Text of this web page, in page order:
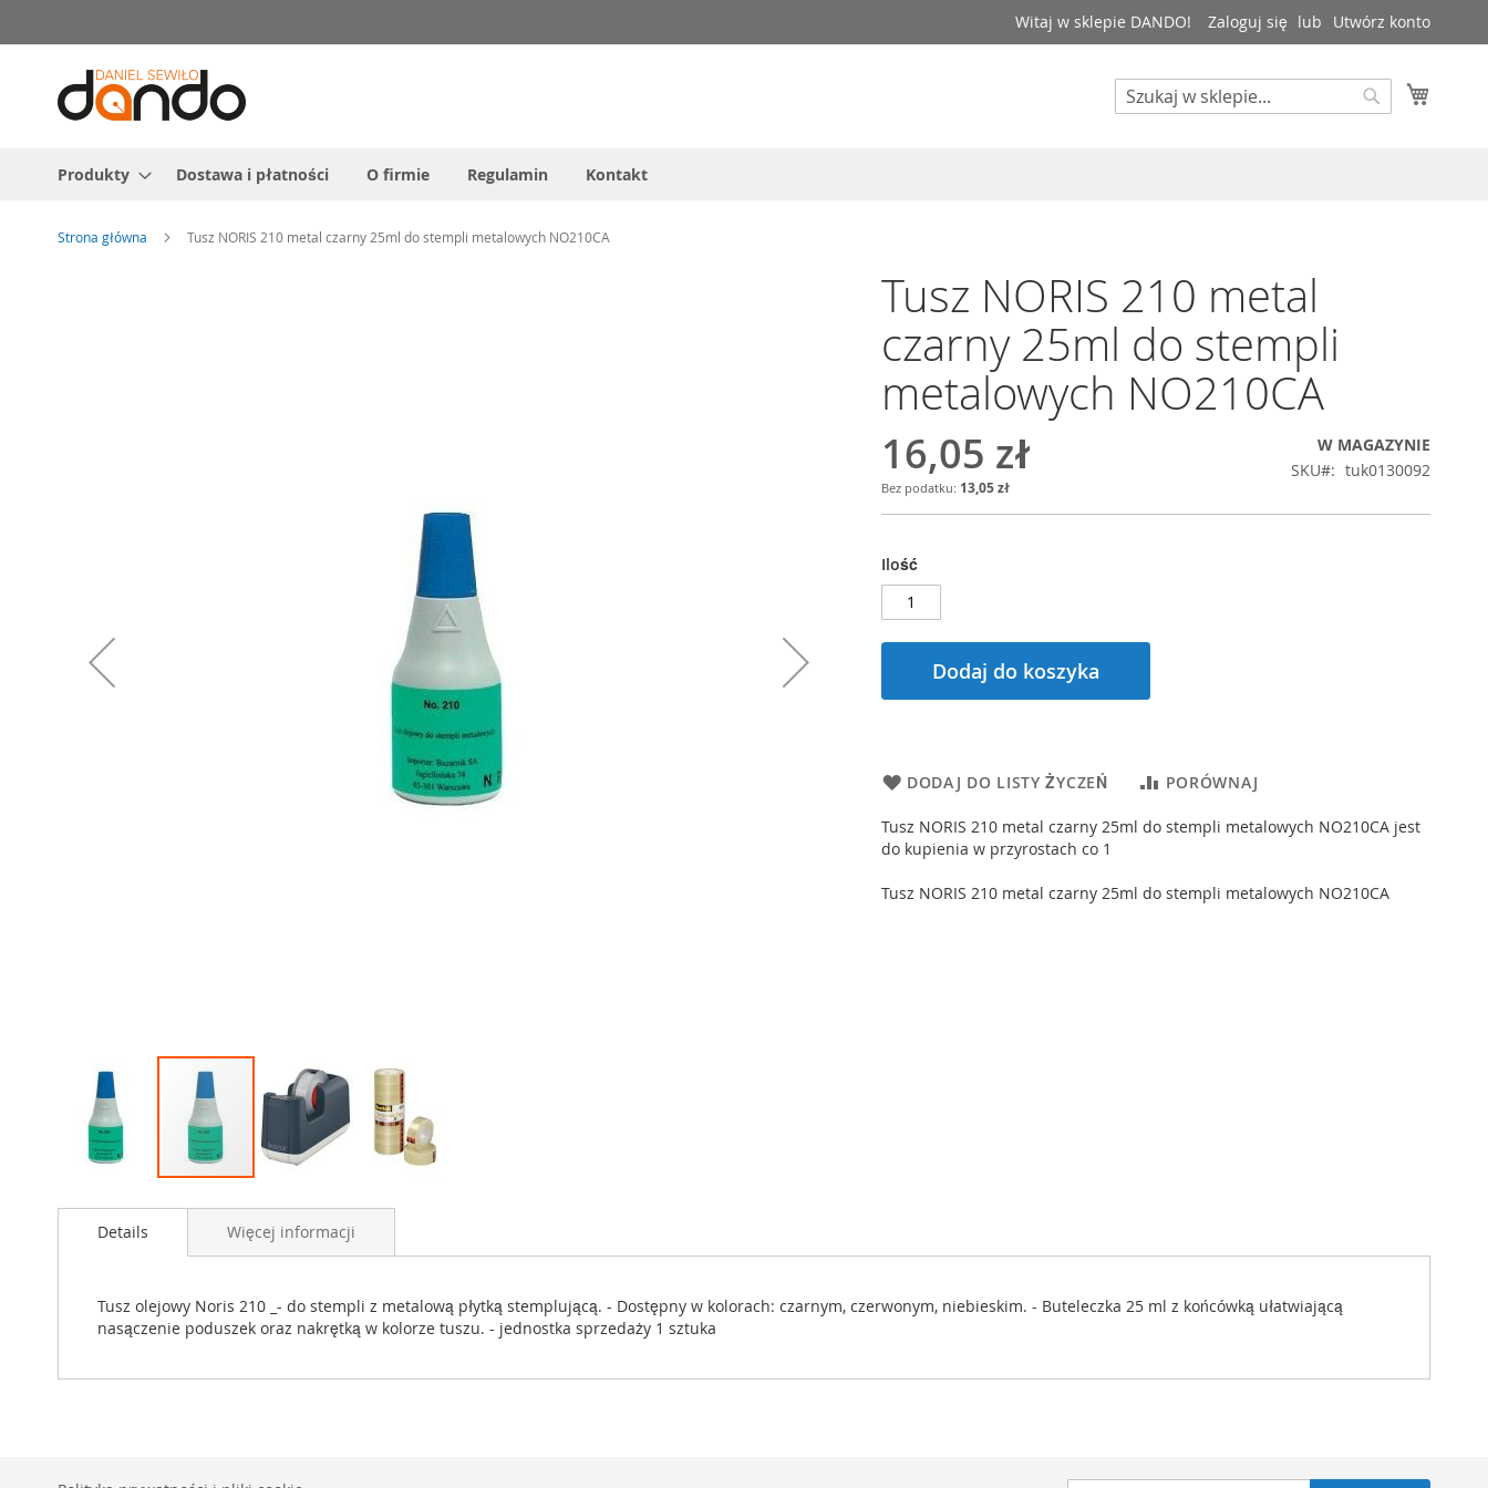
do
treści
Witaj w sklepie DANDO! Zaloguj się Utwórz konto
Search
Produkty Dostawa i płatności O firmie Regulamin Kontakt
Strona główna Tusz NORIS 210 metal czarny 25ml do stempli metalowych NO210CA
na
początek
Tusz NORIS 210 metal
czarny 25ml do stempli
metalowych NO210CA
16,05 zł
13,05 zł
W MAGAZYNIE
SKU
tuk0130092
Ilość
Dodaj do koszyka
DODAJ DO LISTY ŻYCZEŃ PORÓWNAJ
Tusz NORIS 210 metal czarny 25ml do stempli metalowych NO210CA jest
do kupienia w przyrostach co 1
Tusz NORIS 210 metal czarny 25ml do stempli metalowych NO210CA
Details
Tusz olejowy Noris 210 _- do stempli z metalową płytką stemplującą. - Dostępny w kolorach: czarnym, czerwonym, niebieskim. - Buteleczka 25 ml z końcówką ułatwiającą
nasączenie poduszek oraz nakrętką w kolorze tuszu. - jednostka sprzedaży 1 sztuka
Więcej informacji